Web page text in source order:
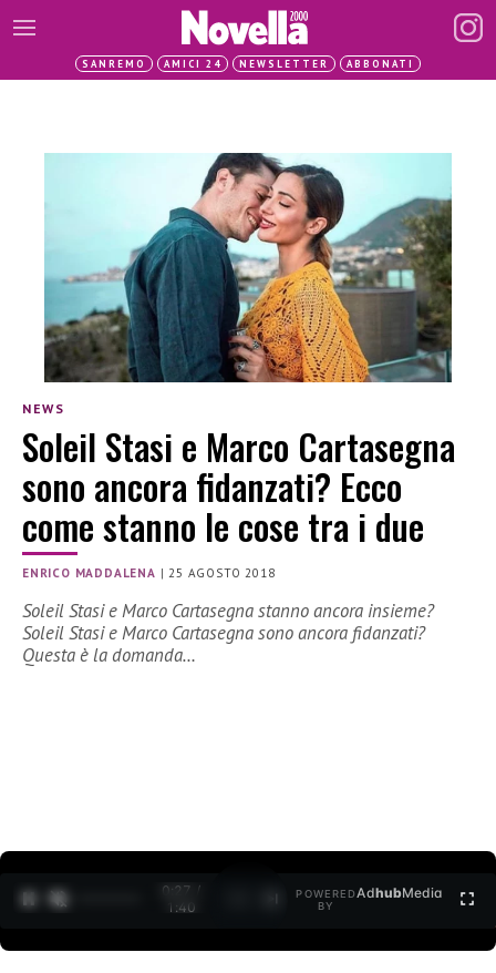
SANREMO AMICI 24 NEWSLETTER ABBONATI
NEWS
Soleil Stasi e Marco Cartasegna
sono ancora fidanzati? Ecco
come stanno le cose tra i due
ENRICO MADDALENA |25 AGOSTO 2018
Soleil Stasi e Marco Cartasegna stanno ancora insieme?
Soleil Stasi e Marco Cartasegna sono ancora fidanzati?
Questa è la domanda…
0:27 /
1:40
POWERED
BY
AdhubMedia